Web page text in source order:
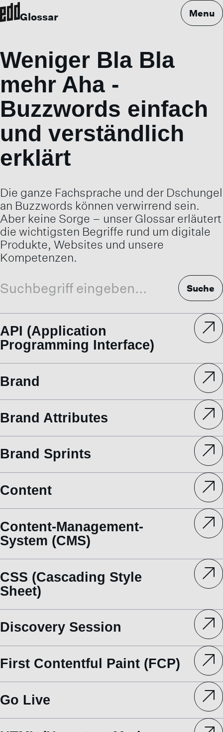
Menu
Glossar
Weniger Bla Bla
mehr Aha -
Buzzwords einfach
und verständlich
erklärt
Die ganze Fachsprache und der Dschungel
an Buzzwords können verwirrend sein.
Aber keine Sorge – unser Glossar erläutert
die wichtigsten Begriffe rund um digitale
Produkte, Websites und unsere
Kompetenzen.
Suche
Suche
API (Application
Programming Interface)
Brand
Brand Attributes
Brand Sprints
Content
Content-Management-
System (CMS)
CSS (Cascading Style
Sheet)
Discovery Session
First Contentful Paint (FCP)
Go Live